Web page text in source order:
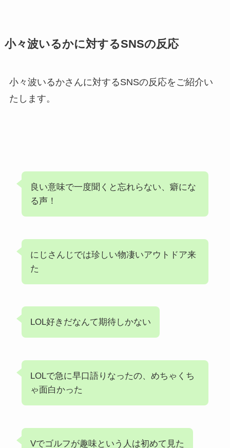
小々波いるかに対するSNSの反応
小々波いるかさんに対するSNSの反応をご紹介い
たします。
良い意味で一度聞くと忘れらない、癖にな
る声！
にじさんじでは珍しい物凄いアウトドア来
た
LOL好きだなんて期待しかない
LOLで急に早口語りなったの、めちゃくち
ゃ面白かった
Vでゴルフが趣味という人は初めて見た